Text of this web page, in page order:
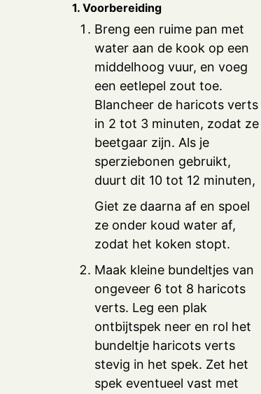
1. Voorbereiding
Breng een ruime pan met
water aan de kook op een
middelhoog vuur, en voeg
een eetlepel zout toe.
Blancheer de haricots verts
in 2 tot 3 minuten, zodat ze
beetgaar zijn. Als je
sperziebonen gebruikt,
duurt dit 10 tot 12 minuten,
Giet ze daarna af en spoel
ze onder koud water af,
zodat het koken stopt.
Maak kleine bundeltjes van
ongeveer 6 tot 8 haricots
verts. Leg een plak
ontbijtspek neer en rol het
bundeltje haricots verts
stevig in het spek. Zet het
spek eventueel vast met